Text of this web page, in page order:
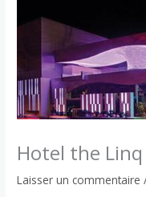
Hotel the Linq
Laisser un commentaire